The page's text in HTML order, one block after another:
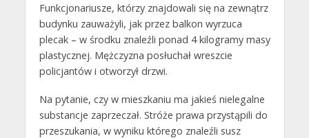
Funkcjonariusze, którzy znajdowali się na zewnątrz
budynku zauważyli, jak przez balkon wyrzuca
plecak – w środku znaleźli ponad 4 kilogramy masy
plastycznej. Mężczyzna posłuchał wreszcie
policjantów i otworzył drzwi.
Na pytanie, czy w mieszkaniu ma jakieś nielegalne
substancje zaprzeczał. Stróże prawa przystąpili do
przeszukania, w wyniku którego znaleźli susz